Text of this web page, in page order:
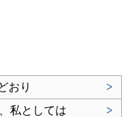
おり
>
私としては
>